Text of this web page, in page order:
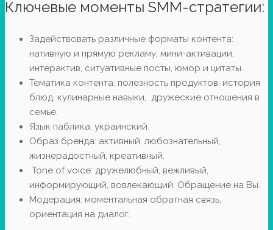
Ключевые моменты SMM-стратегии:
Задействовать различные форматы контента:
нативную и прямую рекламу, мини-активации,
интерактив, ситуативные посты, юмор и цитаты.
Тематика контента: полезность продуктов, история
блюд, кулинарные навыки, дружеские отношения в
семье.
Язык паблика: украинский.
Образ бренда: активный, любознательный,
жизнерадостный, креативный.
Tone of voice: дружелюбный, вежливый,
информирующий, вовлекающий. Обращение на Вы.
Модерация: моментальная обратная связь,
ориентация на диалог.